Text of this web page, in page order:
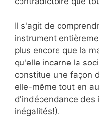
Il s'agit de
instrument
plus encore que la
qu'elle incarne la
constitue une façon
elle-même tout en
d'indépendance des
inégalités!).